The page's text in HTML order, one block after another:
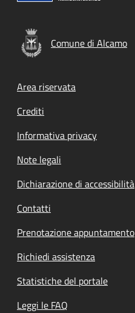
Comune di Alcamo
Footer menu
Area riservata
Crediti
Informativa privacy
Note legali
Dichiarazione di accessibilità
Contatti
Prenotazione appuntamento
Richiedi assistenza
Statistiche del portale
Leggi le FAQ